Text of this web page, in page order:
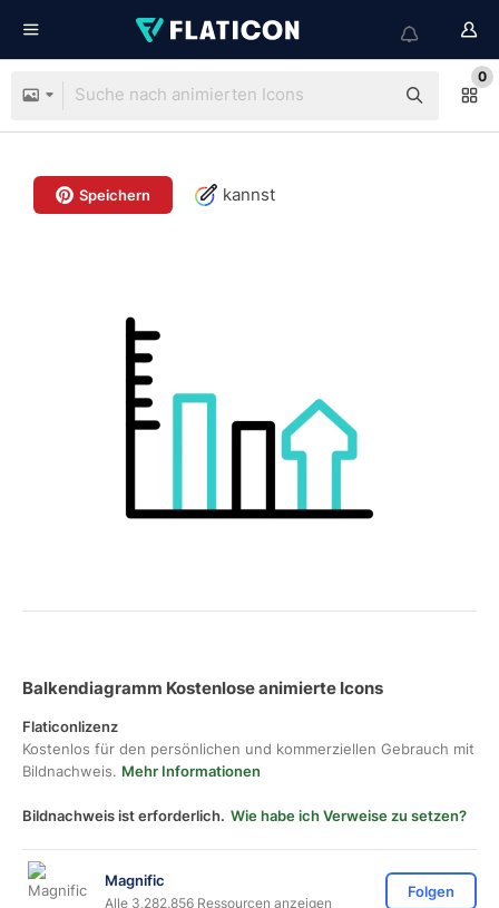
0
Speichern kannst
Balkendiagramm Kostenlose animierte Icons
Flaticonlizenz
Kostenlos für den persönlichen und kommerziellen Gebrauch mit
Bildnachweis. Mehr Informationen
Bildnachweis ist erforderlich. Wie habe ich Verweise zu setzen?
Magnific
Alle 3,282,856 Ressourcen anzeigen
Folgen